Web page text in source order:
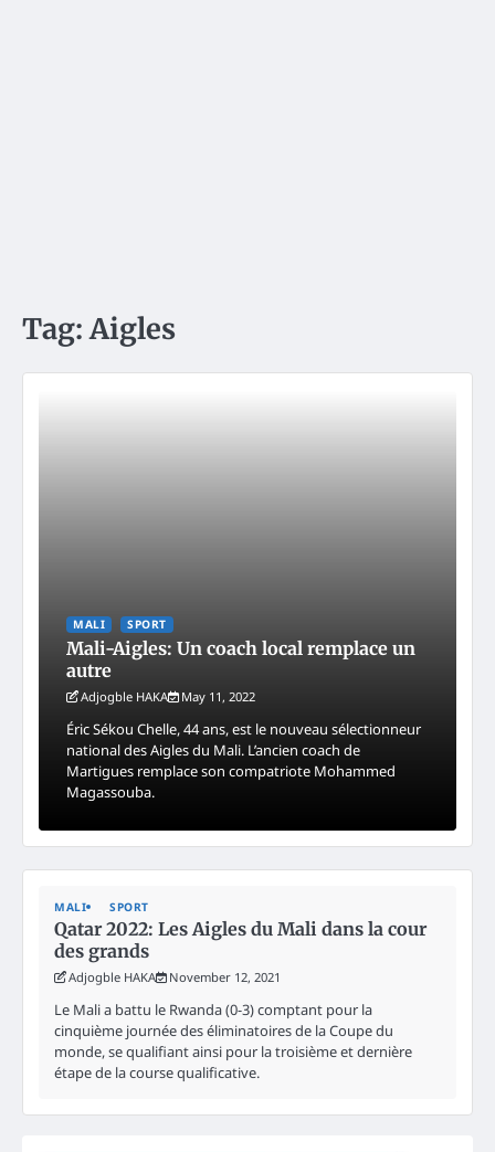
Tag:Aigles
MALI SPORT
Mali-Aigles: Un coach local remplace un
autre
Adjogble HAKA May 11, 2022
Éric Sékou Chelle, 44 ans, est le nouveau sélectionneur
national des Aigles du Mali. L’ancien coach de
Martigues remplace son compatriote Mohammed
Magassouba.
MALI SPORT
Qatar 2022: Les Aigles du Mali dans la cour
des grands
Adjogble HAKA November 12, 2021
Le Mali a battu le Rwanda (0-3) comptant pour la
cinquième journée des éliminatoires de la Coupe du
monde, se qualifiant ainsi pour la troisième et dernière
étape de la course qualificative.